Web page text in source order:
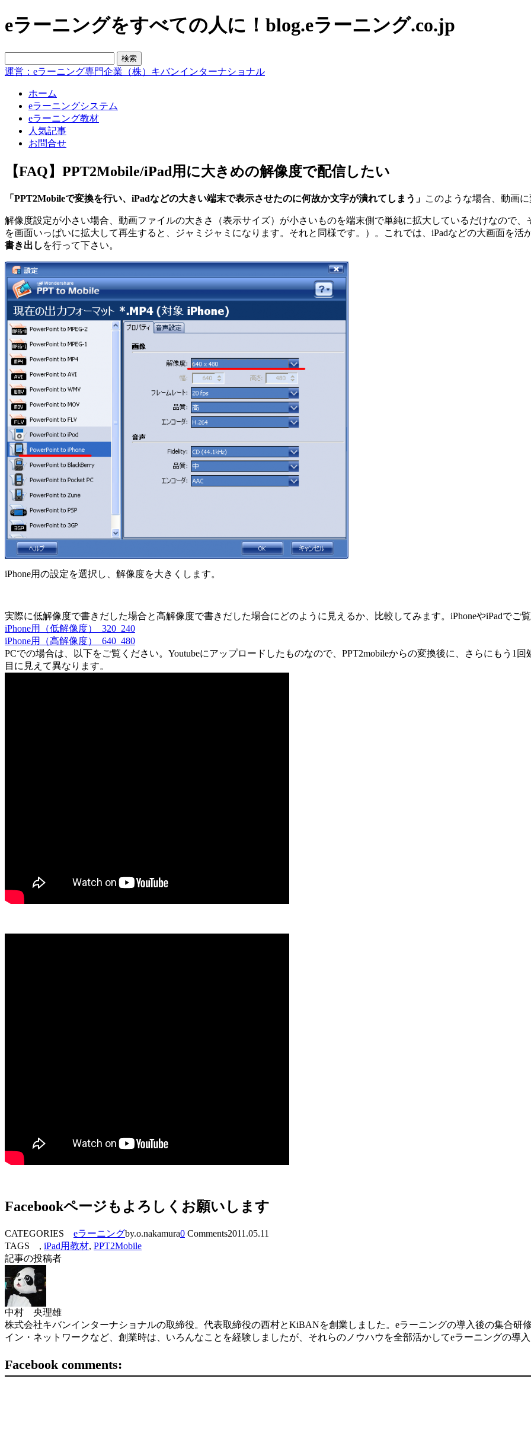
eラーニングをすべての人に！blog.eラーニング.co.jp
運営：eラーニング専門企業（株）キバンインターナショナル
ホーム
eラーニングシステム
eラーニング教材
人気記事
お問合せ
【FAQ】PPT2Mobile/iPad用に大きめの解像度で配信したい
「PPT2Mobileで変換を行い、iPadなどの大きい端末で表示させたのに何故か文字が潰れてしまう」 このような場合、動画
解像度設定が小さい場合、動画ファイルの大きさ（表示サイズ）が小さいものを端末側で単純に拡大しているだけなので
を画面いっぱいに拡大して再生すると、ジャミジャミになります。それと同様です。）。これでは、iPadなどの大画面を活
書き出し を行って下さい。
iPhone用の設定を選択し、解像度を大きくします。
実際に低解像度で書きだした場合と高解像度で書きだした場合にどのように見えるか、比較してみます。iPhoneやiPadでご
iPhone用（低解像度）_320_240
iPhone用（高解像度）_640_480
PCでの場合は、以下をご覧ください。Youtubeにアップロードしたものなので、PPT2mobileからの変換後に、さらにもう1
目に見えて異なります。
Facebookページもよろしくお願いします
CATEGORIES eラーニングby.o.nakamura0 Comments2011.05.11
TAGS , iPad用教材, PPT2Mobile
記事の投稿者
中村 央理雄
株式会社キバンインターナショナルの取締役。代表取締役の西村とKiBANを創業しました。eラーニングの導入後の集合研
イン・ネットワークなど、創業時は、いろんなことを経験しましたが、それらのノウハウを全部活かしてeラーニングの導入
Facebook comments: